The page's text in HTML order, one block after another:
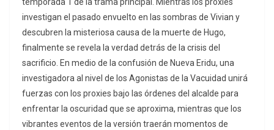
investigan el pasado envuelto en las sombras de Vivian y
descubren la misteriosa causa de la muerte de Hugo,
finalmente se revela la verdad detrás de la crisis del
sacrificio. En medio de la confusión de Nueva Eridu, una
investigadora al nivel de los Agonistas de la Vacuidad unirá
fuerzas con los proxies bajo las órdenes del alcalde para
enfrentar la oscuridad que se aproxima, mientras que los
vibrantes eventos de la versión traerán momentos de